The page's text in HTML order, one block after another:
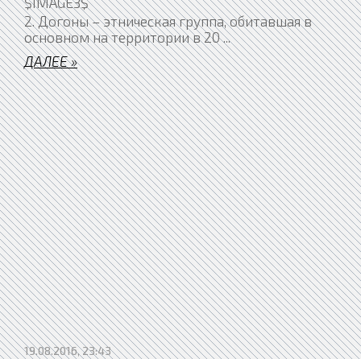
2. Догоны – этническая группа, обитавшая в
основном на территории в 20...
ДАЛЕЕ »
19.08.2016, 23:43